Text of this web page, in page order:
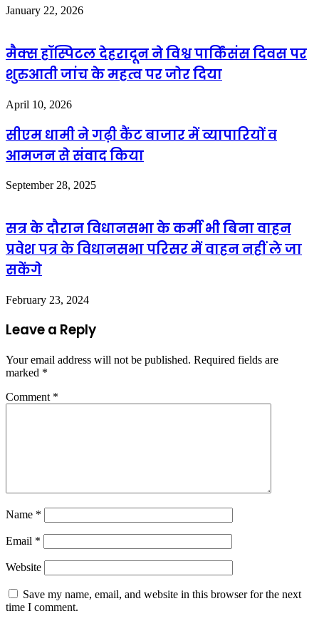
January 22, 2026
मैक्स हॉस्पिटल देहरादून ने विश्व पार्किंसंस दिवस पर
शुरुआती जांच के महत्व पर जोर दिया
April 10, 2026
सीएम धामी ने गढ़ी कैंट बाजार में व्यापारियों व
आमजन से संवाद किया
September 28, 2025
सत्र के दौरान विधानसभा के कर्मी भी बिना वाहन
प्रवेश पत्र के विधानसभा परिसर में वाहन नहीं ले जा
सकेंगे
February 23, 2024
Leave a Reply
Your email address will not be published. Required fields are
marked *
Comment *
Name *
Email *
Website
Save my name, email, and website in this browser for the next
time I comment.